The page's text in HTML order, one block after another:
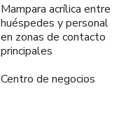
Mampara acrílica entre
huéspedes y personal
en zonas de contacto
principales
Centro de negocios